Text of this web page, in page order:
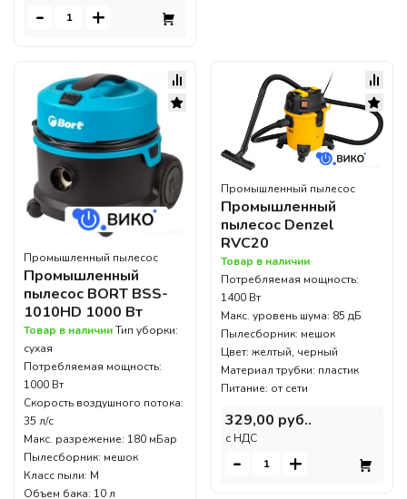
- +
Промышленный пылесос
Промышленный
пылесос BORT BSS-
1010HD 1000 Вт
Товар в наличииТип уборки:
сухая
Потребляемая мощность:
1000 Вт
Скорость воздушного потока:
35 л/с
Макс. разрежение: 180 мБар
Пылесборник: мешок
Класс пыли: M
Объем бака: 10 л
Промышленный пылесос
Промышленный
пылесос Denzel
RVC20
Товар в наличии
Потребляемая мощность:
1400 Вт
Макс. уровень шума: 85 дБ
Пылесборник: мешок
Цвет: желтый, черный
Материал трубки: пластик
Питание: от сети
329,00 руб..
c НДС
- +